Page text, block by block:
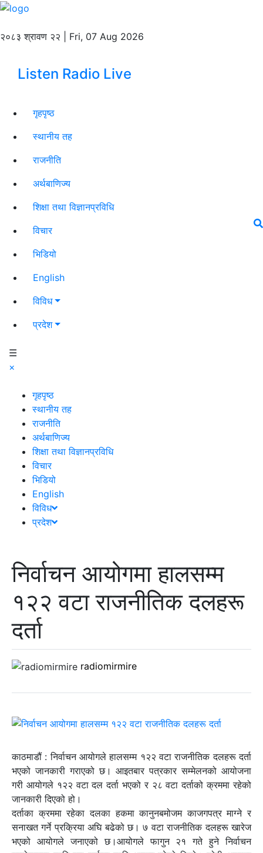
२०८३ श्रावण २२ | Fri, 07 Aug 2026
Listen Radio Live
गृहपृष्ठ
स्थानीय तह
राजनीति
अर्थबाणिज्य
शिक्षा तथा विज्ञानप्रविधि
विचार
भिडियो
English
विविध
प्रदेश
☰
×
गृहपृष्ठ
स्थानीय तह
राजनीति
अर्थबाणिज्य
शिक्षा तथा विज्ञानप्रविधि
विचार
भिडियो
English
विविध
प्रदेश
निर्वाचन आयोगमा हालसम्म
१२२ वटा राजनीतिक दलहरू
दर्ता
radiomirmire
काठमाडौं : निर्वाचन आयोगले हालसम्म १२२ वटा राजनीतिक दलहरू दर्ता
भएको जानकारी गराएको छ। आइतबार पत्रकार सम्मेलनको आयोजना
गरी आयोगले १२२ वटा दल दर्ता भएको र २८ वटा दर्ताको क्रममा रहेको
जानकारी दिएको हो।
दर्ताका क्रममा रहेका दलका हकमा कानुनबमोजम काजगपत्र माग्ने र
सनाखत गर्ने प्रक्रिया अघि बढेको छ। ७ वटा राजनीतिक दलहरू खारेज
भएको आयोगले जनाएको छ।आयोगले फागुन २१ गते हुने निर्वाचन